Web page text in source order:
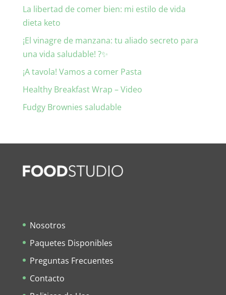
La libertad de comer bien: mi estilo de vida
dieta keto
¡El vinagre de manzana: tu aliado secreto para
una vida saludable! ?✨
¡A tavola! Vamos a comer Pasta
Healthy Breakfast Wrap – Video
Fudgy Brownies saludable
Nosotros
Paquetes Disponibles
Preguntas Frecuentes
Contacto